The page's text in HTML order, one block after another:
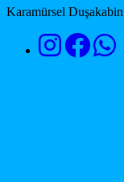
Karamürsel Duşakabin